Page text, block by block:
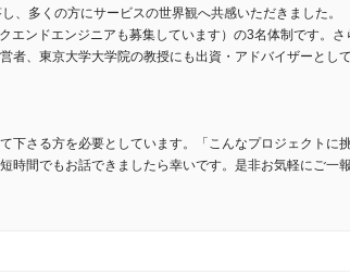
、多くの方にサービスの世界観へ共感いただきました。
エンドエンジニアも募集しています）の3名体制です。
者、東京大学大学院の教授にも出資・アドバイザーとし
下さる方を必要としています。「こんなプロジェクトに
時間でもお話できましたら幸いです。是非お気軽にご一